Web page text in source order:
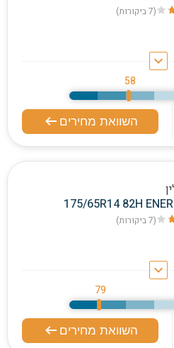
(7 ביקורות)
keyboard_arrow_down
58
השוואת מחירים
175/65R14 82H
(7 ביקורות)
keyboard_arrow_down
79
השוואת מחירים